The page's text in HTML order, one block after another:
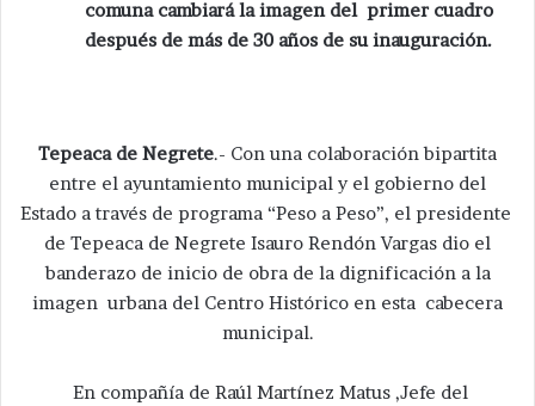
comuna cambiará la imagen del primer cuadro
después de más de 30 años de su inauguración.
Tepeaca de Negrete.- Con una colaboración bipartita
entre el ayuntamiento municipal y el gobierno del
Estado a través de programa “Peso a Peso”, el presidente
de Tepeaca de Negrete Isauro Rendón Vargas dio el
banderazo de inicio de obra de la dignificación a la
imagen urbana del Centro Histórico en esta cabecera
municipal.
En compañía de Raúl Martínez Matus ,Jefe del